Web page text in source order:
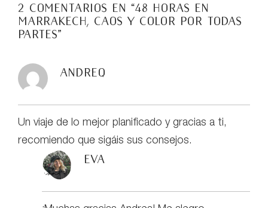
2 comentarios en “48 Horas en
Marrakech, caos y color por todas
partes”
Andreq
Un viaje de lo mejor planificado y gracias a ti,
recomiendo que sigáis sus consejos.
eva